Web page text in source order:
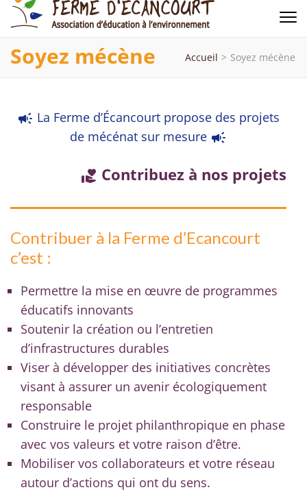
Ferme d'Ecancourt
Soyez mécène Accueil > Soyez mécène
campaign La Ferme d’Écancourt propose des projets
de mécénat sur mesure campaign
volunteer_activism Contribuez à nos projets
Contribuer à la Ferme d’Ecancourt
c’est :
Permettre la mise en œuvre de programmes
éducatifs innovants
Soutenir la création ou l’entretien
d’infrastructures durables
Viser à développer des initiatives concrètes
visant à assurer un avenir écologiquement
responsable
Construire le projet philanthropique en phase
avec vos valeurs et votre raison d’être.
Mobiliser vos collaborateurs et votre réseau
autour d’actions qui ont du sens.